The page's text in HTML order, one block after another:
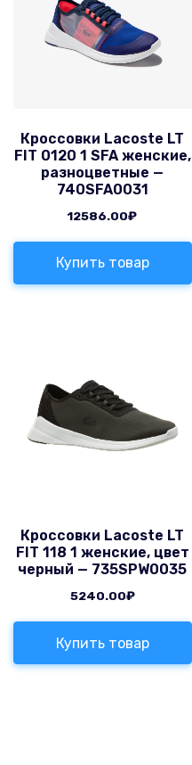
Кроссовки Lacoste LT
FIT 0120 1 SFA женские,
разноцветные —
740SFA0031
12586.00₽
Купить товар
Кроссовки Lacoste LT
FIT 118 1 женские, цвет
черный — 735SPW0035
5240.00₽
Купить товар